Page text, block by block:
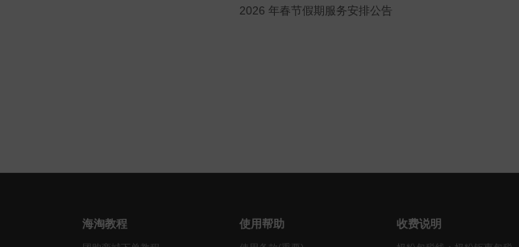
2026 年春节假期服务安排公告
海淘教程 使用帮助 收费说明